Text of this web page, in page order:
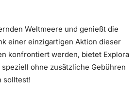
Weltmeere und genießt die
einer einzigartigen Aktion dieser
konfrontiert werden, bietet Explora
ohne zusätzliche Gebühren
solltest!